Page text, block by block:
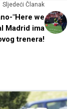
Sljedeći Članak
"Here we
Madrid ima
trenera!